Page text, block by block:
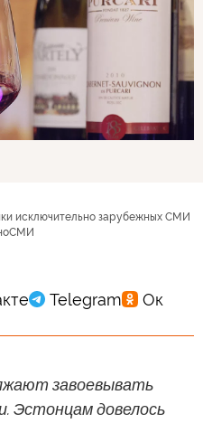
исключительно зарубежных СМИ
завоевывать
Эстонцам довелось